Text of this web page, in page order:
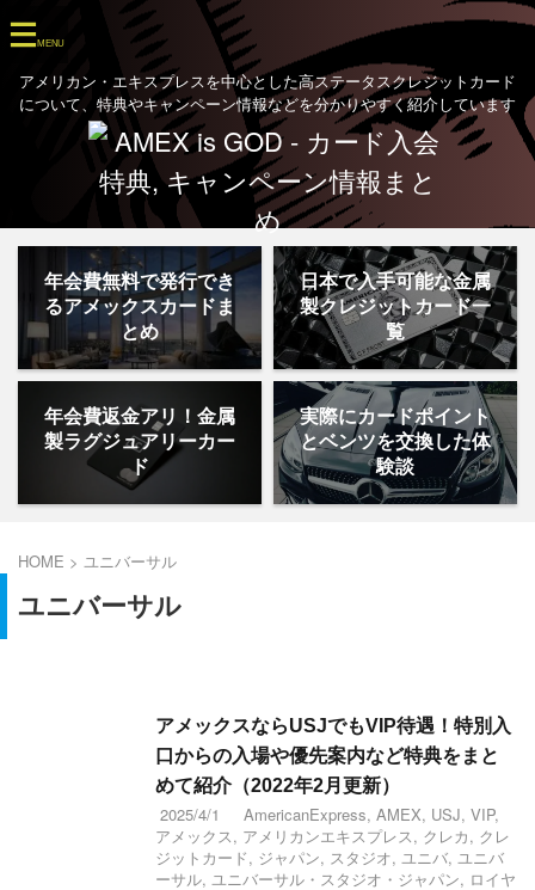
アメリカン・エキスプレスを中心とした高ステータスクレジットカード
について、特典やキャンペーン情報などを分かりやすく紹介しています
年会費無料で発行でき
るアメックスカードま
とめ
日本で入手可能な金属
製クレジットカード一
覧
年会費返金アリ！金属
製ラグジュアリーカー
ド
実際にカードポイント
とベンツを交換した体
験談
HOME > ユニバーサル
ユニバーサル
アメックスならUSJでもVIP待遇！特別入
口からの入場や優先案内など特典をまと
めて紹介（2022年2月更新）
2025/4/1 AmericanExpress, AMEX, USJ, VIP,
アメックス, アメリカンエキスプレス, クレカ, クレ
ジットカード, ジャパン, スタジオ, ユニバ, ユニバ
ーサル, ユニバーサル・スタジオ・ジャパン, ロイヤ